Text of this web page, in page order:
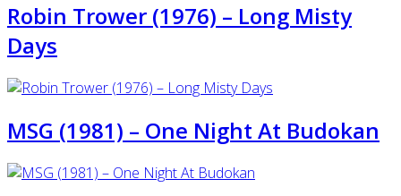
Robin Trower (1976) – Long Misty
Days
MSG (1981) – One Night At Budokan